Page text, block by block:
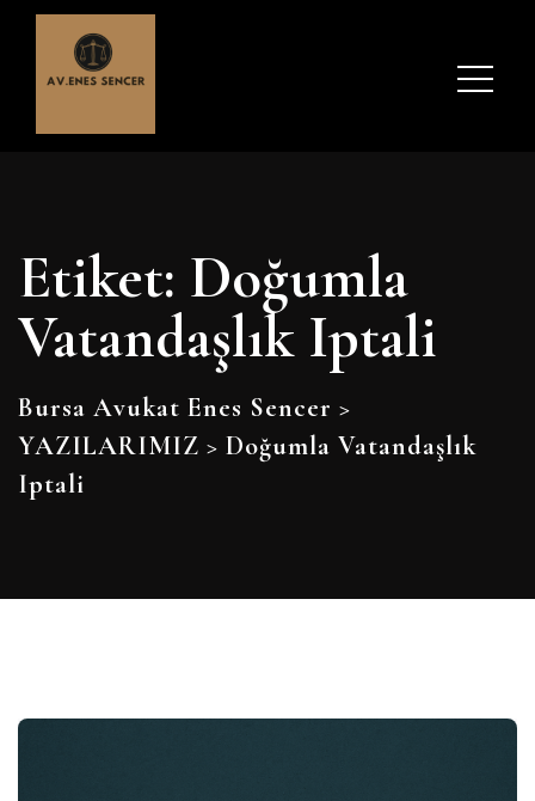
Etiket: Doğumla
Vatandaşlık Iptali
Bursa Avukat Enes Sencer >
YAZILARIMIZ > Doğumla Vatandaşlık
Iptali